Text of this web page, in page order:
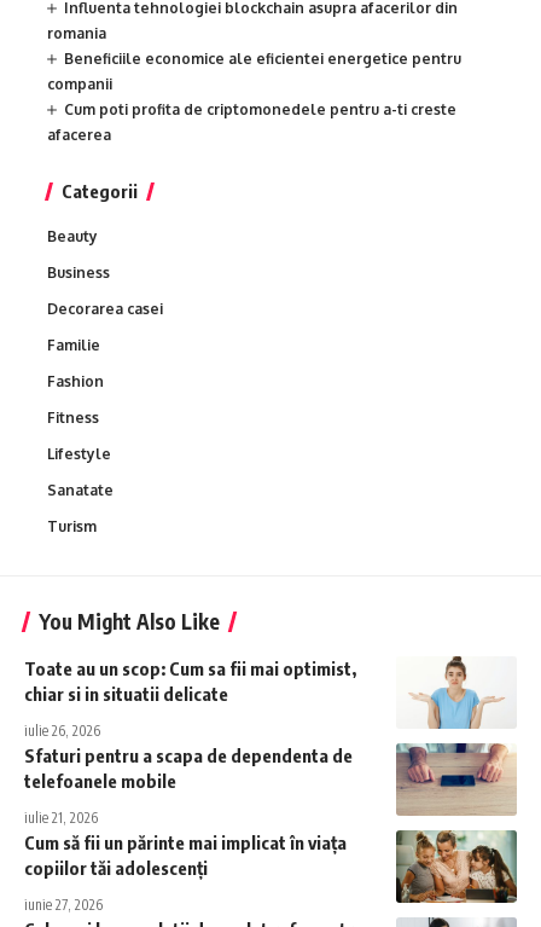
Influenta tehnologiei blockchain asupra afacerilor din
romania
Beneficiile economice ale eficientei energetice pentru
companii
Cum poti profita de criptomonedele pentru a-ti creste
afacerea
Categorii
Beauty
Business
Decorarea casei
Familie
Fashion
Fitness
Lifestyle
Sanatate
Turism
You Might Also Like
Toate au un scop: Cum sa fii mai optimist,
chiar si in situatii delicate
iulie 26, 2026
Sfaturi pentru a scapa de dependenta de
telefoanele mobile
iulie 21, 2026
Cum să fii un părinte mai implicat în viața
copiilor tăi adolescenți
iunie 27, 2026